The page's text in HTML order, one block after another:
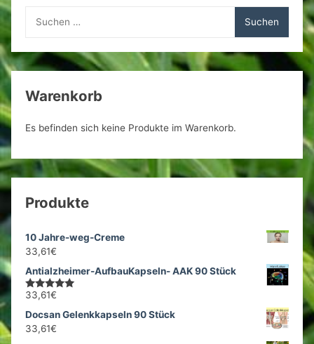
nach:
Warenkorb
Es befinden sich keine Produkte im Warenkorb.
Produkte
10 Jahre-weg-Creme
33,61€
Antialzheimer-AufbauKapseln- AAK 90 Stück
Bewertet
von 5
33,61€
Docsan Gelenkkapseln 90 Stück
33,61€